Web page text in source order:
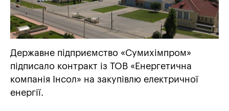
Державне підприємство «Сумихімпром»
підписало контракт із ТОВ «Енергетична
компанія Інсол» на закупівлю електричної
енергії.